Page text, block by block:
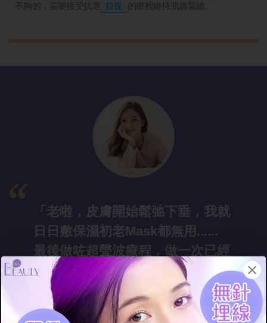
不夠的，需要接受抗老 拉提 的療程維持肌膚緊緻。
「老啦，皮膚 開始鬆弛下垂，我就
日日敷保濕初老Mask都無用......
最後做咗超聲波療程，做一次已經
緊緻V面！」
- Emily 45歲白領